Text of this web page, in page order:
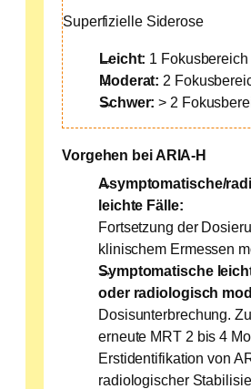
Superfizielle Siderose
Leicht: 1 Fokusbereich
Moderat: 2
Schwer: > 2
Vorgehen bei ARIA-H
Asymptomatische/
leichte Fälle:
Fortsetzung der
klinischem Ermessen
Symptomatische
oder radiologisch
Dosisunterbrechung.
erneute MRT 2 bis 4
Erstidentifikation von
radiologischer